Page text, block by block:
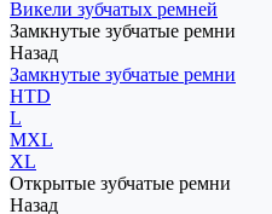
Викели зубчатых ремней
Замкнутые зубчатые ремни
Назад
Замкнутые зубчатые ремни
HTD
L
MXL
XL
Открытые зубчатые ремни
Назад